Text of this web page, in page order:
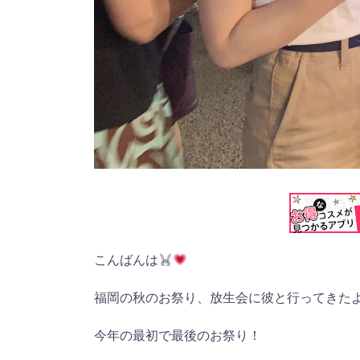
こんばんは
福岡の秋のお祭り、放生会に彼と行ってきた
今年の最初で最後のお祭り！